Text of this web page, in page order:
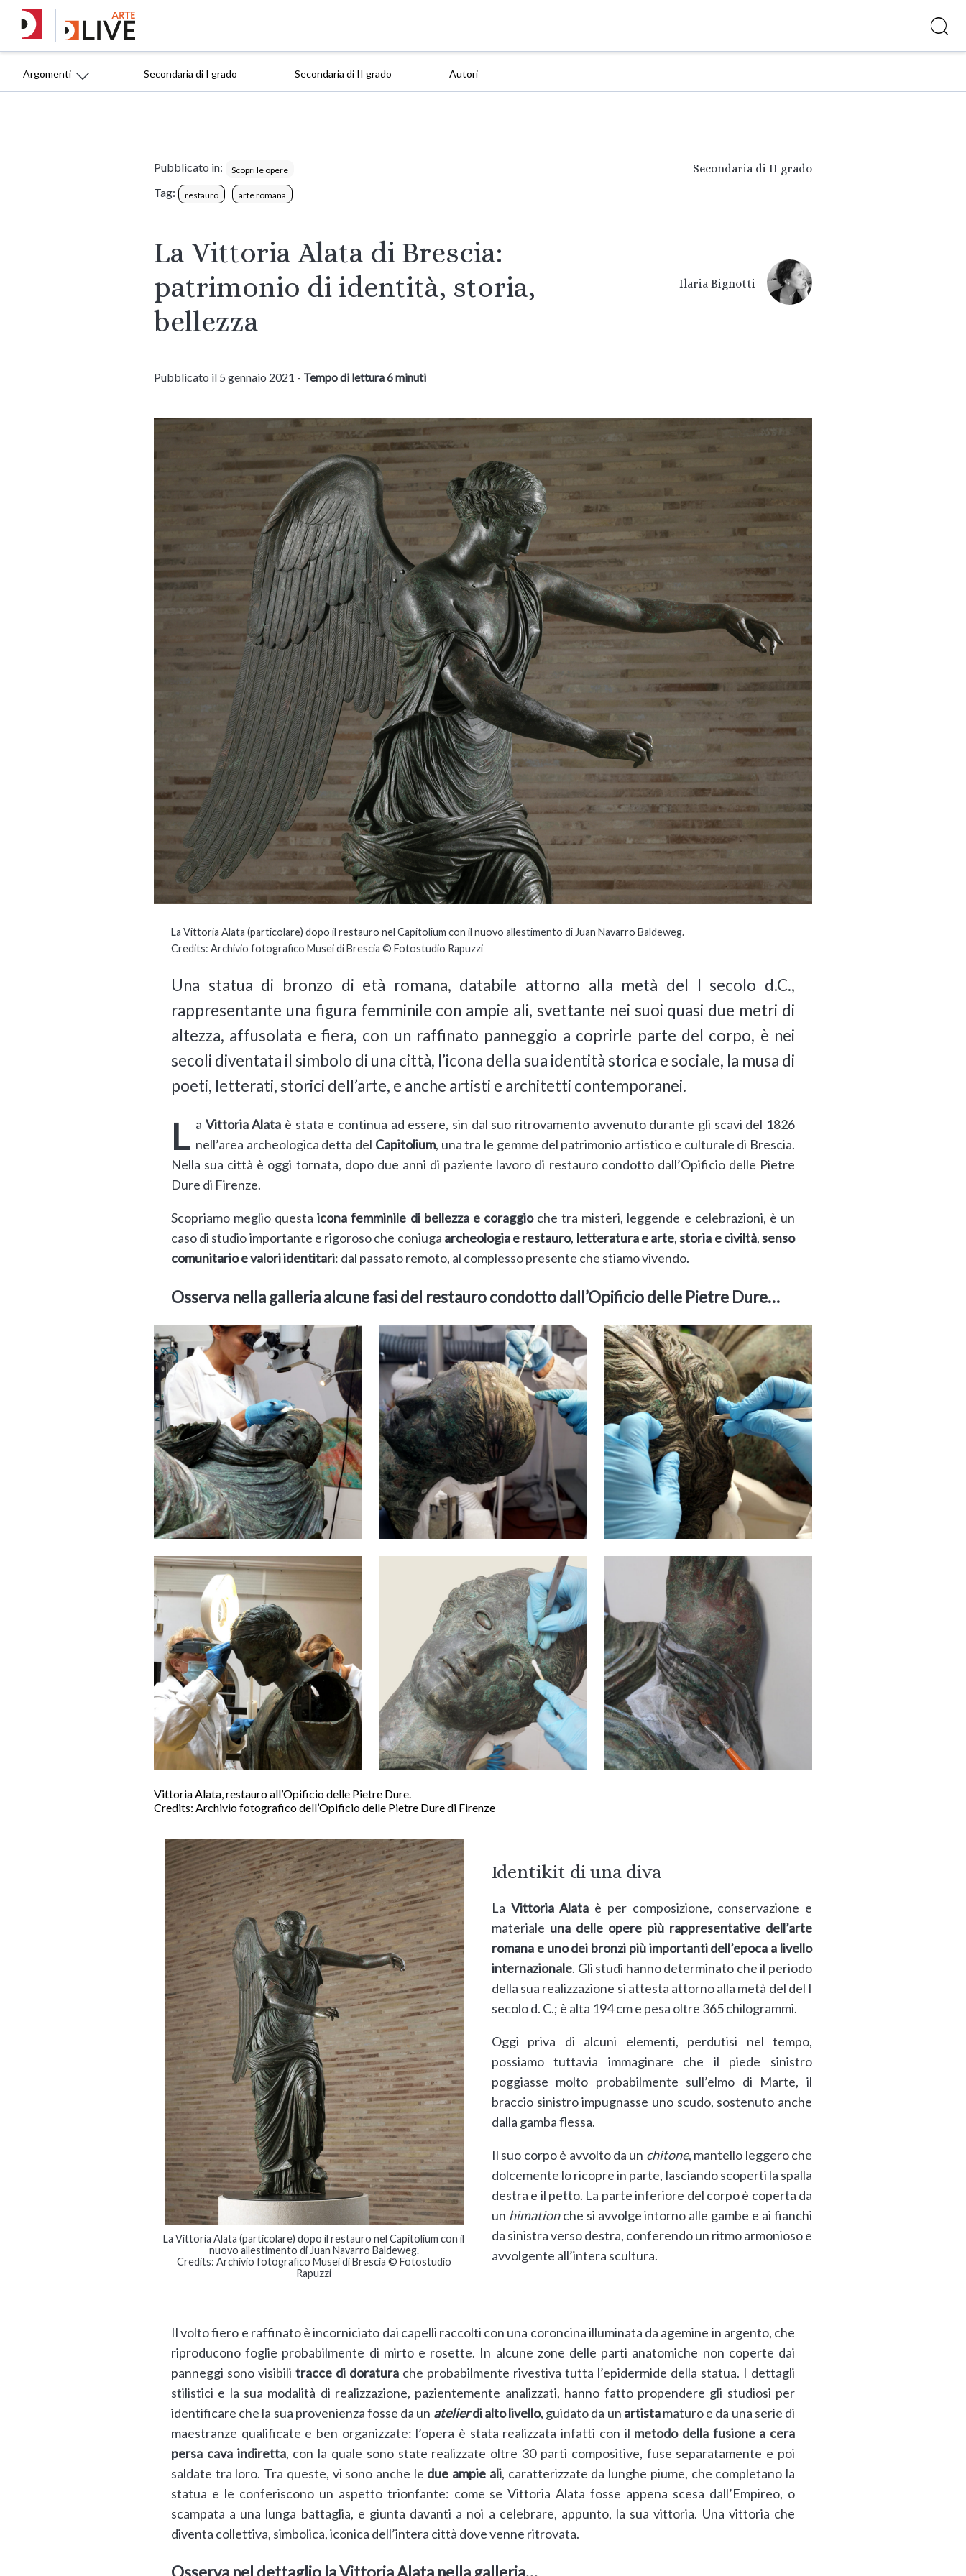
Argomenti Secondaria di I grado Secondaria di II grado Autori
Pubblicato in: Scopri le opere
Tag: restauro arte romana
Secondaria di II grado
La Vittoria Alata di Brescia:
patrimonio di identità, storia,
bellezza
Ilaria Bignotti
Pubblicato il 5 gennaio 2021 - Tempo di lettura 6 minuti
La Vittoria Alata (particolare) dopo il restauro nel Capitolium con il nuovo allestimento di Juan Navarro Baldeweg.
Credits: Archivio fotografico Musei di Brescia © Fotostudio Rapuzzi
Una statua di bronzo di età romana, databile attorno alla metà del I secolo d.C.,
rappresentante una figura femminile con ampie ali, svettante nei suoi quasi due metri di
altezza, affusolata e fiera, con un raffinato panneggio a coprirle parte del corpo, è nei
secoli diventata il simbolo di una città, l’icona della sua identità storica e sociale, la musa di
poeti, letterati, storici dell’arte, e anche artisti e architetti contemporanei.
La Vittoria Alata è stata e continua ad essere, sin dal suo ritrovamento avvenuto durante gli scavi del 1826
nell’area archeologica detta del Capitolium, una tra le gemme del patrimonio artistico e culturale di Brescia.
Nella sua città è oggi tornata, dopo due anni di paziente lavoro di restauro condotto dall’Opificio delle Pietre
Dure di Firenze.
Scopriamo meglio questaicona femminile di bellezza e coraggioche tra misteri, leggende e celebrazioni, è un
caso di studio importante e rigoroso che coniuga archeologia e restauro, letteratura e arte,storia e civiltà,senso
comunitario e valori identitari: dal passato remoto, al complesso presente che stiamo vivendo.
Osserva nella galleria alcune fasi del restauro condotto dall’Opificio delle Pietre Dure…
Vittoria Alata, restauro all’Opificio delle Pietre Dure.
Credits: Archivio fotografico dell’Opificio delle Pietre Dure di Firenze
La Vittoria Alata (particolare) dopo il restauro nel Capitolium con il
nuovo allestimento di Juan Navarro Baldeweg.
Credits: Archivio fotografico Musei di Brescia © Fotostudio
Rapuzzi
Identikit di una diva
La Vittoria Alata è per composizione, conservazione e
materiale una delle opere più rappresentative dell’arte
romana e uno dei bronzi più importanti dell’epoca a livello
internazionale. Gli studi hanno determinato che il periodo
della sua realizzazione si attesta attorno alla metà del del I
secolo d. C.; è alta 194 cm e pesa oltre 365 chilogrammi.
Oggi priva di alcuni elementi, perdutisi nel tempo,
possiamo tuttavia immaginare che il piede sinistro
poggiasse molto probabilmente sull’elmo di Marte, il
braccio sinistro impugnasse uno scudo, sostenuto anche
dalla gamba flessa.
Il suo corpo è avvolto da un chitone, mantello leggero che
dolcemente lo ricopre in parte, lasciando scoperti la spalla
destra e il petto. La parte inferiore del corpo è coperta da
un himationche si avvolge intorno alle gambe e ai fianchi
da sinistra verso destra, conferendo un ritmo armonioso e
avvolgente all’intera scultura.
Il volto fiero e raffinato è incorniciato dai capelli raccolti con una coroncina illuminata da agemine in argento, che
riproducono foglie probabilmente di mirto e rosette. In alcune zone delle parti anatomiche non coperte dai
panneggi sono visibili tracce di doraturache probabilmente rivestiva tutta l’epidermide della statua. I dettagli
stilistici e la sua modalità di realizzazione, pazientemente analizzati, hanno fatto propendere gli studiosi per
identificare che la sua provenienza fosse da un atelierdi alto livello, guidato da un artistamaturo e da una serie di
maestranze qualificate e ben organizzate: l’opera è stata realizzata infatti con il metodo della fusione a cera
persa cava indiretta, con la quale sono state realizzate oltre 30 parti compositive, fuse separatamente e poi
saldate tra loro. Tra queste, vi sono anche le due ampie ali, caratterizzate da lunghe piume, che completano la
statua e le conferiscono un aspetto trionfante: come se Vittoria Alata fosse appena scesa dall’Empireo, o
scampata a una lunga battaglia, e giunta davanti a noi a celebrare, appunto, la sua vittoria. Una vittoria che
diventa collettiva, simbolica, iconica dell’intera città dove venne ritrovata.